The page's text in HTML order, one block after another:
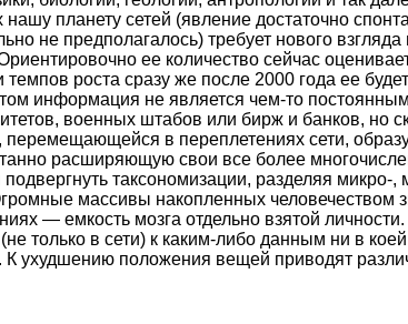
планету сетей (явление достаточно
не предполагалось) требует нового
ее количество сейчас
роста сразу же после 2000 года ее
информация не является чем-то
военных штабов или бирж и банков, но
в переплетениях сети,
расширяющую свои все более
таксономизации, разделяя микро-,
массивы накопленных человечеством
— емкость мозга отдельно взятой личности.
только в сети) к каким-либо данным ни в
К ухудшению положения вещей приводят